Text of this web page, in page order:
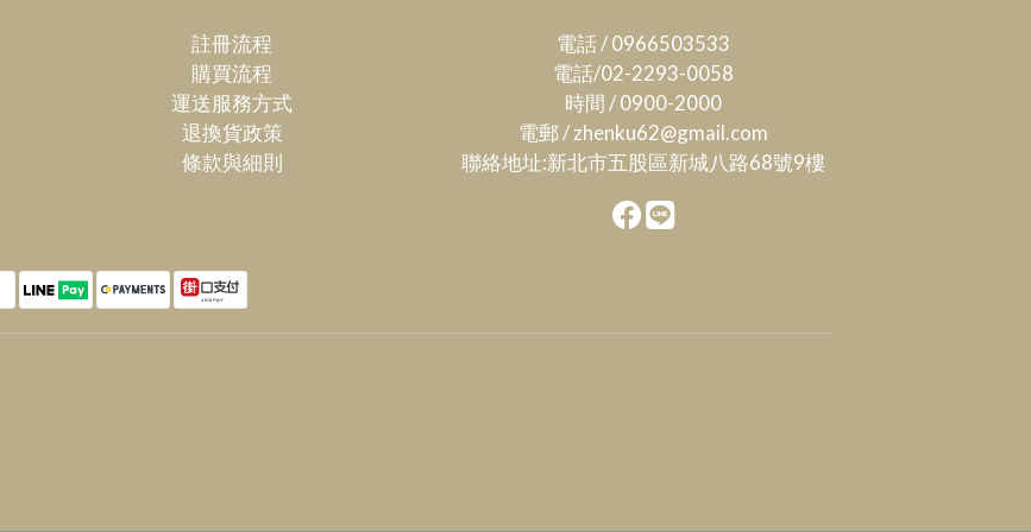
註冊流程
購買流程
運送服務方式
退換貨政策
條款與細則
電話 / 0966503533
電話/02-2293-0058
時間 / 0900-2000
電郵 / zhenku62@gmail.com
聯絡地址:新北市五股區新城八路68號9樓